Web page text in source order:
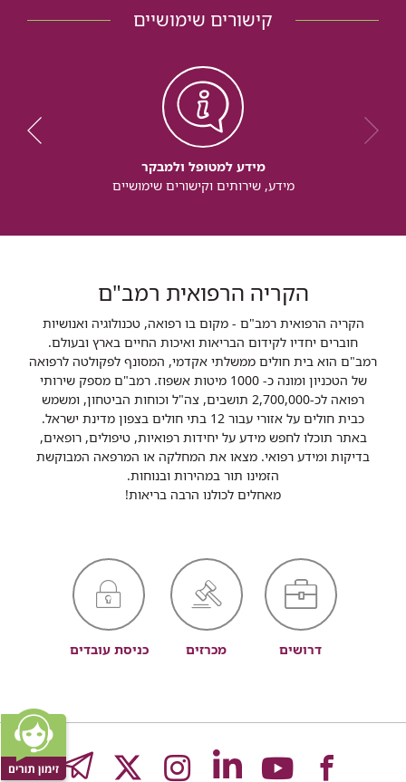
קישורים שימושיים
מידע למטופל ולמבקר
מידע, שירותים וקישורים שימושיים
הקריה הרפואית רמב"ם
הקריה הרפואית רמב"ם - מקום בו רפואה, טכנולוגיה ואנושיות
חוברים יחדיו לקידום הבריאות ואיכות החיים בארץ ובעולם.
רמב"ם הוא בית חולים ממשלתי אקדמי, המסונף לפקולטה לרפואה
של הטכניון ומונה כ- 1000 מיטות אשפוז. רמב"ם מספק שירותי
רפואה לכ-2,700,000 תושבים, צה"ל וכוחות הביטחון, ומשמש
כבית חולים על אזורי עבור 12 בתי חולים בצפון מדינת ישראל.
באתר תוכלו לחפש מידע על יחידות רפואיות, טיפולים, רופאים,
בדיקות ומידע רפואי. מצאו את המחלקה או המרפאה המבוקשת
הזמינו תור במהירות ובנוחות.
מאחלים לכולנו הרבה בריאות!
דרושים מכרזים כניסת עובדים